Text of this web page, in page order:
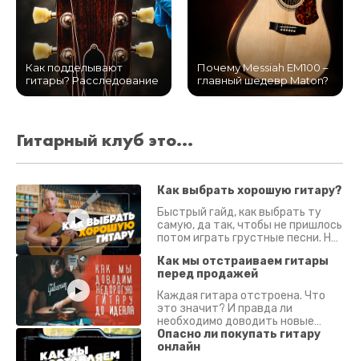
Как подделывают
гитары? Расследование
Почему Messiah EM100 –
главный шедевр Maton?
Гитарный клуб это...
Как выбрать хорошую гитару?
Быстрый гайд, как выбрать ту
самую, да так, чтобы не пришлось
потом играть грустные песни. На
Как мы отстраиваем гитары
перед продажей
Каждая гитара отстроена. Что
это значит? И правда ли
необходимо доводить новые
гитары? Если кратко - да.
Подробно - в видео :)
Опасно ли покупать гитару
онлайн